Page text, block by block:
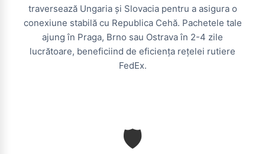
traversează Ungaria și Slovacia pentru a asigura o
conexiune stabilă cu Republica Cehă. Pachetele tale
ajung în Praga, Brno sau Ostrava în 2-4 zile
lucrătoare, beneficiind de eficiența rețelei rutiere
FedEx.
🛡️